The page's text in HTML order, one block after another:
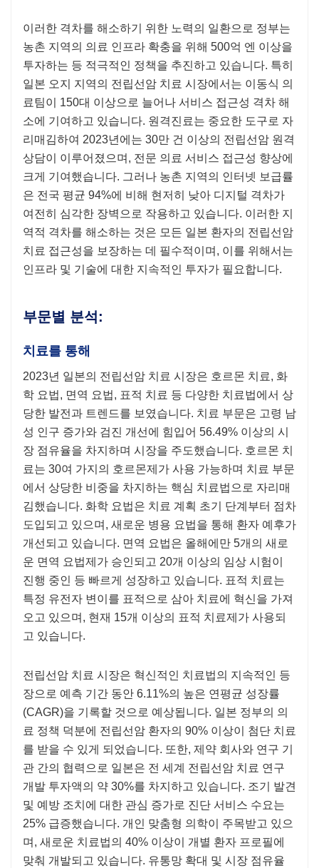
이러한 격차를 해소하기 위한 노력의 일환으로 정부는
농촌 지역의 의료 인프라 확충을 위해 500억 엔 이상을
투자하는 등 적극적인 정책을 추진하고 있습니다. 특히
일본 오지 지역의 전립선암 치료 시장에서는 이동식 의
료팀이 150대 이상으로 늘어나 서비스 접근성 격차 해
소에 기여하고 있습니다. 원격진료는 중요한 도구로 자
리매김하여 2023년에는 30만 건 이상의 전립선암 원격
상담이 이루어졌으며, 전문 의료 서비스 접근성 향상에
크게 기여했습니다. 그러나 농촌 지역의 인터넷 보급률
은 전국 평균 94%에 비해 현저히 낮아 디지털 격차가
여전히 심각한 장벽으로 작용하고 있습니다. 이러한 지
역적 격차를 해소하는 것은 모든 일본 환자의 전립선암
치료 접근성을 보장하는 데 필수적이며, 이를 위해서는
인프라 및 기술에 대한 지속적인 투자가 필요합니다.
부문별 분석:
치료를 통해
2023년 일본의 전립선암 치료 시장은 호르몬 치료, 화
학 요법, 면역 요법, 표적 치료 등 다양한 치료법에서 상
당한 발전과 트렌드를 보였습니다. 치료 부문은 고령 남
성 인구 증가와 검진 개선에 힘입어 56.49% 이상의 시
장 점유율을 차지하며 시장을 주도했습니다. 호르몬 치
료는 30여 가지의 호르몬제가 사용 가능하며 치료 부문
에서 상당한 비중을 차지하는 핵심 치료법으로 자리매
김했습니다. 화학 요법은 치료 계획 초기 단계부터 점차
도입되고 있으며, 새로운 병용 요법을 통해 환자 예후가
개선되고 있습니다. 면역 요법은 올해에만 5개의 ​​새로
운 면역 요법제가 승인되고 20개 이상의 임상 시험이
진행 중인 등 빠르게 성장하고 있습니다. 표적 치료는
특정 유전자 변이를 표적으로 삼아 치료에 혁신을 가져
오고 있으며, 현재 15개 이상의 표적 치료제가 사용되
고 있습니다.
전립선암 치료 시장은 혁신적인 치료법의 지속적인 등
장으로 예측 기간 동안 6.11%의 높은 연평균 성장률
(CAGR)을 기록할 것으로 예상됩니다. 일본 정부의 의
료 정책 덕분에 전립선암 환자의 90% 이상이 첨단 치료
를 받을 수 있게 되었습니다. 또한, 제약 회사와 연구 기
관 간의 협력으로 일본은 전 세계 전립선암 치료 연구
개발 투자액의 약 30%를 차지하고 있습니다. 조기 발견
및 예방 조치에 대한 관심 증가로 진단 서비스 수요는
25% 급증했습니다. 개인 맞춤형 의학이 주목받고 있으
며, 새로운 치료법의 40% 이상이 개별 환자 프로필에
맞춰 개발되고 있습니다. 유통망 확대 및 시장 점유율